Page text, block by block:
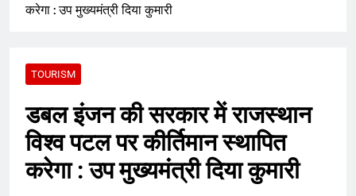
करेगा : उप मुख्यमंत्री दिया कुमारी
TOURISM
डबल इंजन की सरकार में राजस्थान
विश्व पटल पर कीर्तिमान स्थापित
करेगा : उप मुख्यमंत्री दिया कुमारी